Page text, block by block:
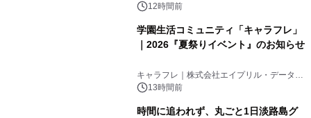
12時間前
学園生活コミュニティ「キャラフレ」
｜2026『夏祭りイベント』のお知らせ
キャラフレ｜株式会社エイプリル・データ・
デザインズ
13時間前
時間に追われず、丸ごと1日淡路島グ